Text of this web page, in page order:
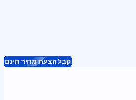
קבל הצעת מחיר חינם